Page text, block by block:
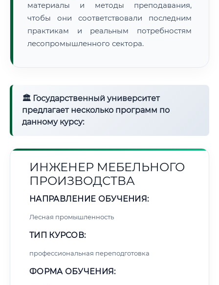
материалы и методы преподавания,
чтобы они соответствовали последним
практикам и реальным потребностям
лесопромышленного сектора.
🏛 Государственный университет
предлагает несколько программ по
данному курсу:
ИНЖЕНЕР МЕБЕЛЬНОГО
ПРОИЗВОДСТВА
НАПРАВЛЕНИЕ ОБУЧЕНИЯ:
Лесная промышленность
ТИП КУРСОВ:
профессиональная переподготовка
ФОРМА ОБУЧЕНИЯ: